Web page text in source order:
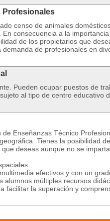
Profesionales
censo de animales
consecuencia a la
de los propietarios que
de profesionales en
Pueden ocupar puestos de
al tipo de centro educativo
Enseñanzas Técnico
Tienes la posibilidad
deseas aunque no se
efectivos y con un
alumnos múltiples recursos
facilitar la superación y